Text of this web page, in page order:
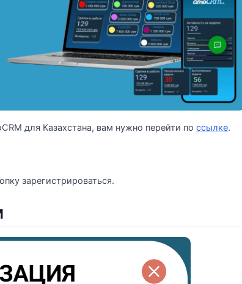
для Казахстана, вам нужно перейти по ссылке.
зарегистрироваться.